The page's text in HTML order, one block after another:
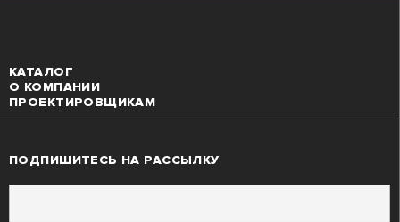
КАТАЛОГ
О КОМПАНИИ
ПРОЕКТИРОВЩИКАМ
ПОДПИШИТЕСЬ НА РАССЫЛКУ